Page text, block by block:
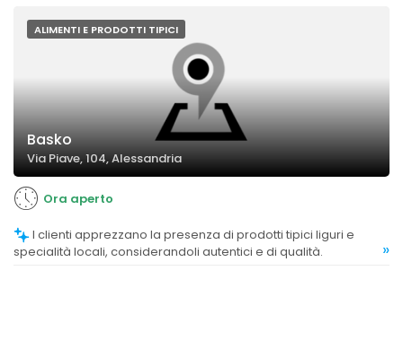
ALIMENTI E PRODOTTI TIPICI
Basko
Via Piave, 104, Alessandria
Ora aperto
specialità locali, considerandoli autentici e di qualità.
»